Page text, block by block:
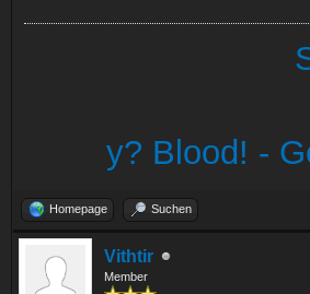
y? Blood! -
Homepage Suchen
Vithtir
Member